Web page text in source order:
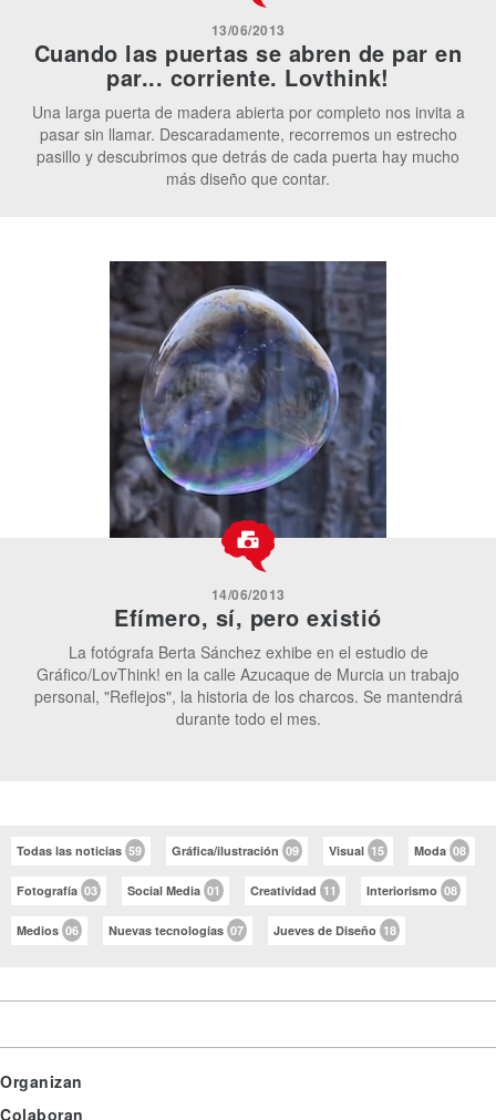
13/06/2013
Cuando las puertas se abren de par en
par... corriente. Lovthink!
Una larga puerta de madera abierta por completo nos invita a
pasar sin llamar. Descaradamente, recorremos un estrecho
pasillo y descubrimos que detrás de cada puerta hay mucho
más diseño que contar.
14/06/2013
Efímero, sí, pero existió
La fotógrafa Berta Sánchez exhibe en el estudio de
Gráfico/LovThink! en la calle Azucaque de Murcia un trabajo
personal, "Reflejos", la historia de los charcos. Se mantendrá
durante todo el mes.
Todas las noticias 59 Gráfica/ilustración 09 Visual 15 Moda 08
Fotografía 03 Social Media 01 Creatividad 11 Interiorismo 08
Medios 06 Nuevas tecnologías 07 Jueves de Diseño 18
Organizan
Colaboran